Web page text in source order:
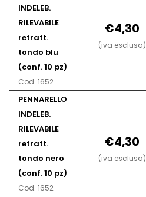
INDELEB.
RILEVABILE
retratt.
tondo blu
(conf. 10 pz)
Cod. 1652
€4,30
(iva esclusa)
PENNARELLO
INDELEB.
RILEVABILE
retratt.
tondo nero
(conf. 10 pz)
Cod. 1652-
€4,30
(iva esclusa)